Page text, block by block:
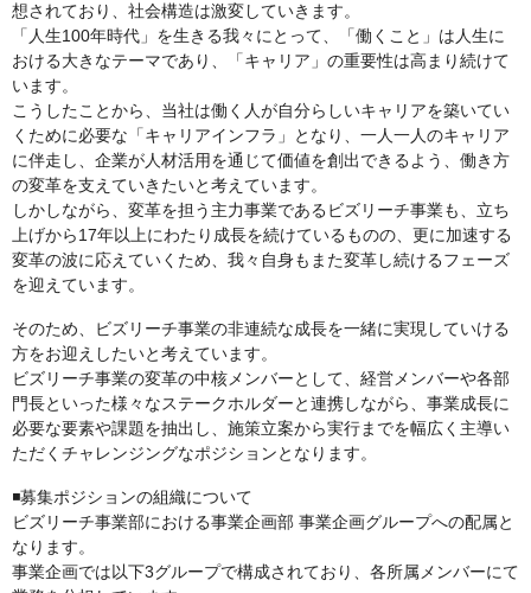
想されており、社会構造は激変していきます。
「人生100年時代」を生きる我々にとって、「働くこと」は人生に
おける大きなテーマであり、「キャリア」の重要性は高まり続けて
います。
こうしたことから、当社は働く人が自分らしいキャリアを築いてい
くために必要な「キャリアインフラ」となり、一人一人のキャリア
に伴走し、企業が人材活用を通じて価値を創出できるよう、働き方
の変革を支えていきたいと考えています。
しかしながら、変革を担う主力事業であるビズリーチ事業も、立ち
上げから17年以上にわたり成長を続けているものの、更に加速する
変革の波に応えていくため、我々自身もまた変革し続けるフェーズ
を迎えています。
そのため、ビズリーチ事業の非連続な成長を一緒に実現していける
方をお迎えしたいと考えています。
ビズリーチ事業の変革の中核メンバーとして、経営メンバーや各部
門長といった様々なステークホルダーと連携しながら、事業成長に
必要な要素や課題を抽出し、施策立案から実行までを幅広く主導い
ただくチャレンジングなポジションとなります。
◾️募集ポジションの組織について
ビズリーチ事業部における事業企画部 事業企画グループへの配属と
なります。
事業企画では以下3グループで構成されており、各所属メンバーにて